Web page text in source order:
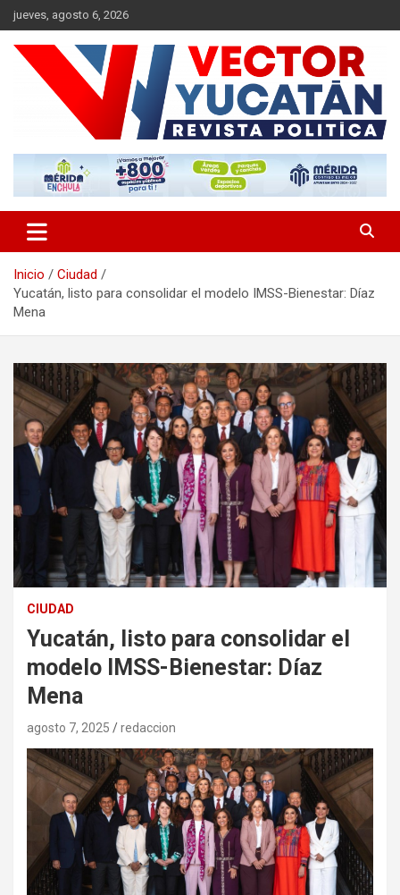
Saltar
al
contenido
jueves, agosto 6, 2026
Vector Yucatán
Inicio
Ciudad
Yucatán, listo para consolidar el modelo IMSS-Bienestar: Díaz
Mena
CIUDAD
Yucatán, listo para consolidar el
modelo IMSS-Bienestar: Díaz
Mena
agosto 7, 2025 redaccion